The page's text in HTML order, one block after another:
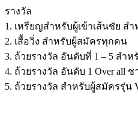
รางวัล
1. เหรียญสำหรับผู้เข้าเส้นชัย ส
2. เสื้อวิ่ง สำหรับผู้สมัครทุกคน
3. ถ้วยรางวัล อันดับที่ 1 – 5 สำ
4. ถ้วยรางวัล อันดับ 1 Over all
5. ถ้วยรางวัล สำหรับผู้สมัครรุ่น